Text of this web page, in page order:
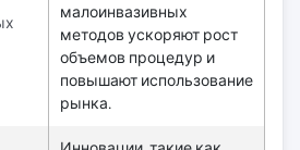
малоинвазивных
методов ускоряют рост
объемов процедур и
повышают использование
рынка.